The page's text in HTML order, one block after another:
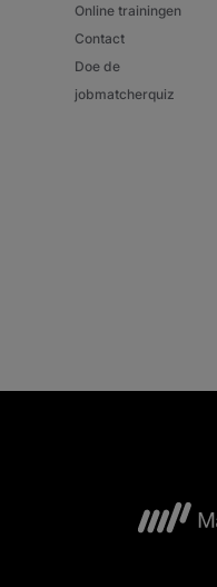
Online trainingen
Contact
Doe de
jobmatcherquiz